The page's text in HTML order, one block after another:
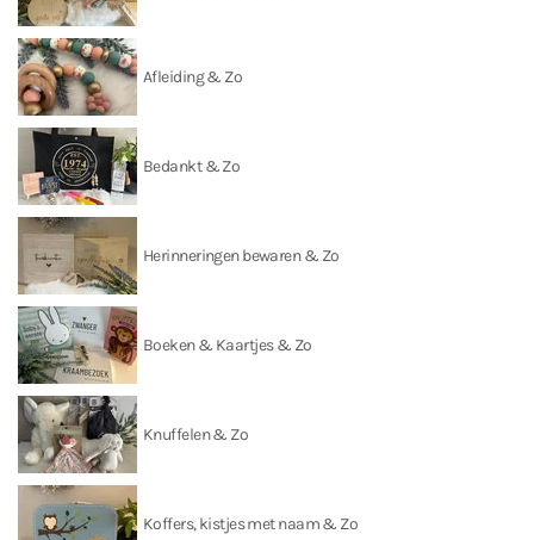
Afleiding & Zo
Bedankt & Zo
Herinneringen bewaren & Zo
Boeken & Kaartjes & Zo
Knuffelen & Zo
Koffers, kistjes met naam & Zo